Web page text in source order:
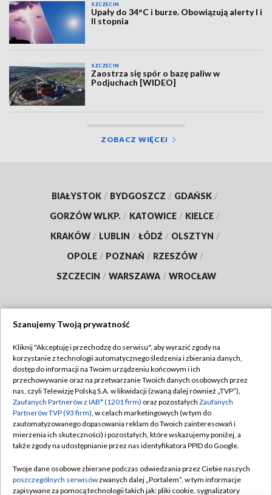
SZCZECIN
Upały do 34°C i burze. Obowiązują alerty I i
II stopnia
SZCZECIN
Zaostrza się spór o bazę paliw w
Podjuchach [WIDEO]
ZOBACZ WIĘCEJ
BIAŁYSTOK / BYDGOSZCZ / GDAŃSK /
GORZÓW WLKP. / KATOWICE / KIELCE /
KRAKÓW / LUBLIN / ŁÓDŹ / OLSZTYN /
OPOLE / POZNAŃ / RZESZÓW /
SZCZECIN / WARSZAWA / WROCŁAW
TVP
Abonament TVP
Emisja w TVP
Centrum informacji TVP
Naziemna Telewizja Cyfrowa
Rada Programowa
Regulamin TVP
Polityka prywatności
Moje zgody
Pomoc
Kontakt
Szanujemy Twoją prywatność
Kliknij "Akceptuję i przechodzę do serwisu", aby wyrazić zgody na
korzystanie z technologii automatycznego śledzenia i zbierania danych,
dostęp do informacji na Twoim urządzeniu końcowym i ich
przechowywanie oraz na przetwarzanie Twoich danych osobowych przez
nas, czyli Telewizję Polską S.A. w likwidacji (zwaną dalej również „TVP”),
Zaufanych Partnerów z IAB* (1201 firm) oraz pozostałych Zaufanych
Partnerów TVP (93 firm), w celach marketingowych (w tym do
zautomatyzowanego dopasowania reklam do Twoich zainteresowań i
mierzenia ich skuteczności) i pozostałych, które wskazujemy poniżej, a
także zgody na udostępnianie przez nas identyfikatora PPID do Google.
Twoje dane osobowe zbierane podczas odwiedzania przez Ciebie naszych
poszczególnych serwisówzwanych dalej „Portalem”, w tym informacje
zapisywane za pomocą technologii takich jak: pliki cookie, sygnalizatory